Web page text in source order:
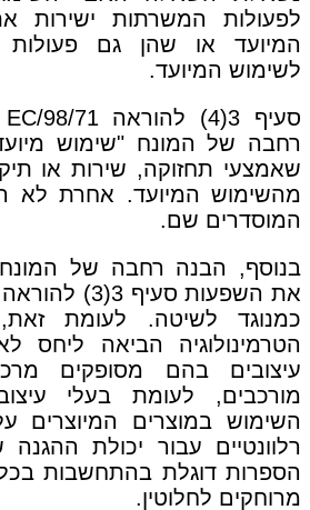
לפעולות המשרתות ישירות
המיועד או שהן גם פעולות
לשימוש המיועד.
רחבה של המונח "שימוש
שאמצעי תחזוקה, שירות או
מהשימוש המיועד. אחרת לא
המוסדרים שם.
בנוסף, הבנה רחבה של
כמנוגד לשיטה. לעומת
הטרמינולוגיה הביאה ליחס
עיצובים בהם מסופקים
מורכבים, לעומת בעלי
השימוש במוצרים המיוצרים
רלוונטיים עבור יכולת
הספרות דוגלת בהתחשבות
מרוחקים לחלוטין.